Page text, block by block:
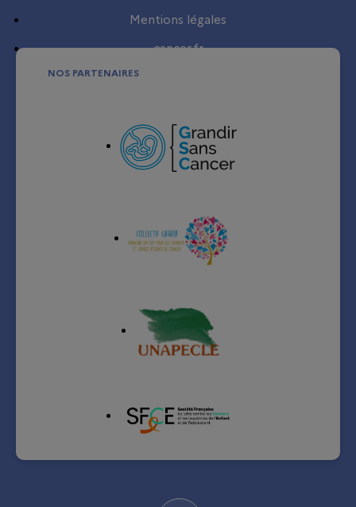
NOS PARTENAIRES
Mentions légales
cancer.fr